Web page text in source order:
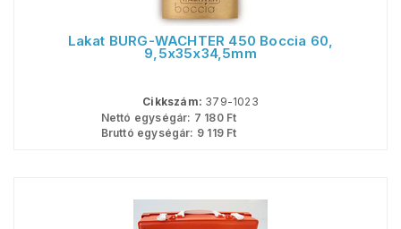
Lakat BURG-WACHTER 450 Boccia 60,
9,5x35x34,5mm
Cikkszám: 379-1023
Nettó egységár: 7 180Ft
Bruttó egységár: 9 119Ft